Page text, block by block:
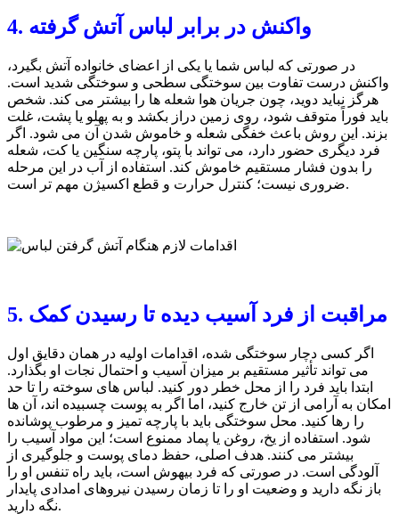
4. واکنش در برابر لباس آتش گرفته
در صورتی که لباس شما یا یکی از اعضای خانواده آتش بگیرد،
واکنش درست تفاوت بین سوختگی سطحی و سوختگی شدید است.
هرگز نباید دوید، چون جریان هوا شعله ها را بیشتر می کند. شخص
باید فوراً متوقف شود، روی زمین دراز بکشد و به پهلو یا پشت، غلت
بزند. این روش باعث خفگی شعله و خاموش شدن آن می شود. اگر
فرد دیگری حضور دارد، می تواند با پتو، پارچه سنگین یا کت، شعله
را بدون فشار مستقیم خاموش کند. استفاده از آب در این مرحله
ضروری نیست؛ کنترل حرارت و قطع اکسیژن مهم تر است.
5. مراقبت از فرد آسیب دیده تا رسیدن کمک
اگر کسی دچار سوختگی شده، اقدامات اولیه در همان دقایق اول
می تواند تأثیر مستقیم بر میزان آسیب و احتمال نجات او بگذارد.
ابتدا باید فرد را از محل خطر دور کنید. لباس های سوخته را تا حد
امکان به آرامی از تن خارج کنید، اما اگر به پوست چسبیده اند، آن ها
را رها کنید. محل سوختگی باید با پارچه تمیز و مرطوب پوشانده
شود. استفاده از یخ، روغن یا پماد ممنوع است؛ این مواد آسیب را
بیشتر می کنند. هدف اصلی، حفظ دمای پوست و جلوگیری از
آلودگی است. در صورتی که فرد بیهوش است، باید راه تنفس او را
باز نگه دارید و وضعیت او را تا زمان رسیدن نیروهای امدادی پایدار
نگه دارید.